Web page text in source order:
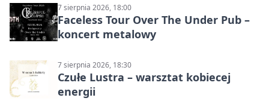
7 sierpnia 2026, 18:00
Faceless Tour Over The Under Pub –
koncert metalowy
7 sierpnia 2026, 18:30
Czułe Lustra – warsztat kobiecej
energii